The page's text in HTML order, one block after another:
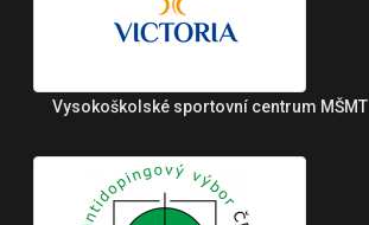
Vysokoškolské sportovní centrum MŠMT